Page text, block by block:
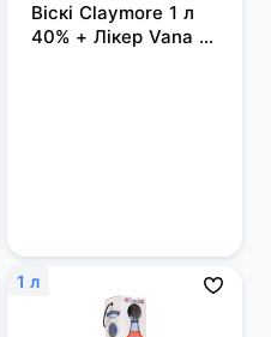
Віскі Claymore 1 л
40% + Лікер Vana
1 л